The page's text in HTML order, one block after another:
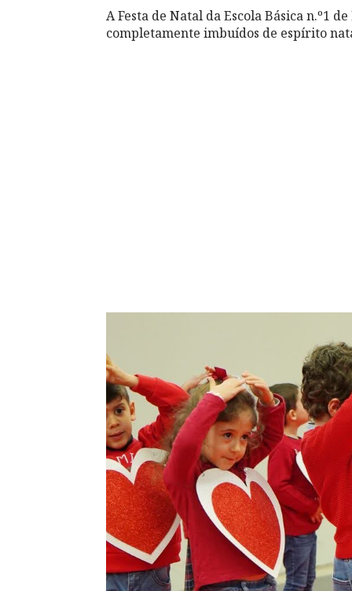
A Festa de Natal da Escola Básica n.º1
completamente imbuídos de espírito